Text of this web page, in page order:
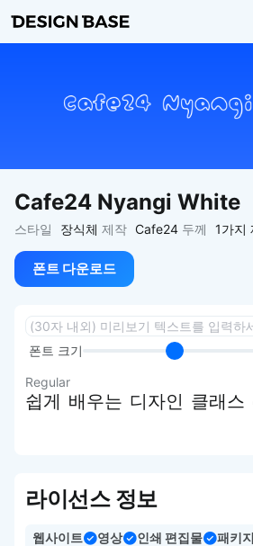
Cafe24 Nyangi White
스타일 장식체 제작 Cafe24 두께 1가지
폰트 다운로드
폰트 크기
Regular
쉽게 배우는 디자인 클래스
라이선스 정보
웹사이트 영상 인쇄 편집물 패키지